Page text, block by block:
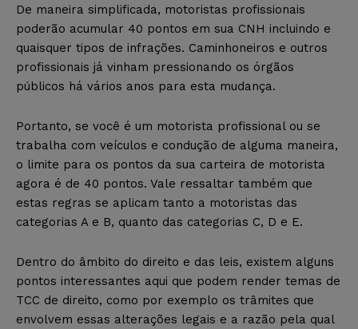
De maneira simplificada, motoristas profissionais
poderão acumular 40 pontos em sua CNH incluindo e
quaisquer tipos de infrações. Caminhoneiros e outros
profissionais já vinham pressionando os órgãos
públicos há vários anos para esta mudança.
Portanto, se você é um motorista profissional ou se
trabalha com veículos e condução de alguma maneira,
o limite para os pontos da sua carteira de motorista
agora é de 40 pontos. Vale ressaltar também que
estas regras se aplicam tanto a motoristas das
categorias A e B, quanto das categorias C, D e E.
Dentro do âmbito do direito e das leis, existem alguns
pontos interessantes aqui que podem render temas de
TCC de direito, como por exemplo os trâmites que
envolvem essas alterações legais e a razão pela qual